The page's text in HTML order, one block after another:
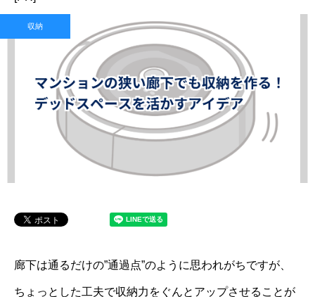
収納
廊下は通るだけの”通過点”のように思われがちですが、
ちょっとした工夫で収納力をぐんとアップさせることが